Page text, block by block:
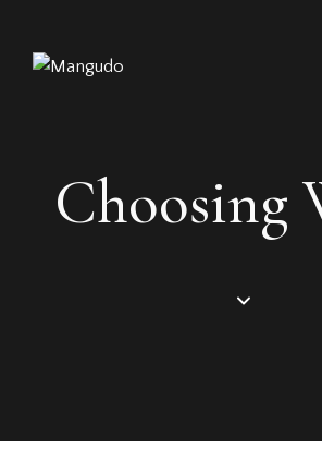
Choosing